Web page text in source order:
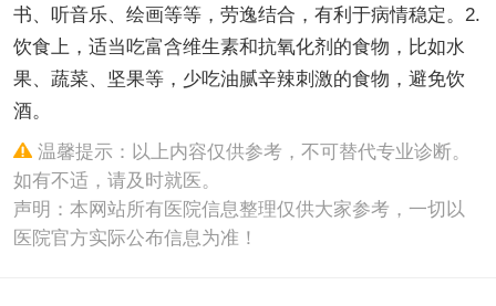
书、听音乐、绘画等等，劳逸结合，有利于病情稳定。2.
饮食上，适当吃富含维生素和抗氧化剂的食物，比如水
果、蔬菜、坚果等，少吃油腻辛辣刺激的食物，避免饮
酒。
温馨提示：以上内容仅供参考，不可替代专业诊断。
如有不适，请及时就医。
声明：本网站所有医院信息整理仅供大家参考，一切以
医院官方实际公布信息为准！